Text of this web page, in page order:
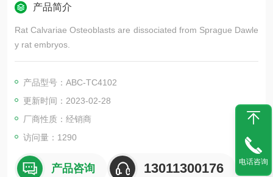
产品简介
Rat Calvariae Osteoblasts are dissociated from Sprague Dawle
y rat embryos.
产品型号：ABC-TC4102
更新时间：2023-02-28
厂商性质：经销商
访问量：1290
产品咨询 13011300176 电话咨询